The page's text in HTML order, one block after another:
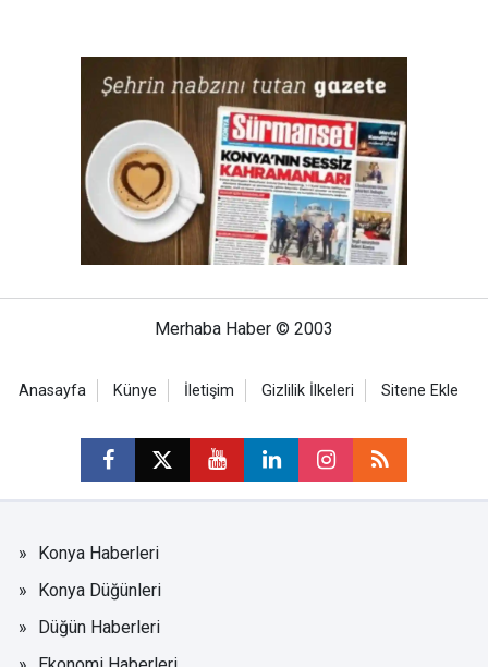
Merhaba Haber © 2003
Anasayfa Künye İletişim Gizlilik İlkeleri Sitene Ekle
Konya Haberleri
Konya Düğünleri
Düğün Haberleri